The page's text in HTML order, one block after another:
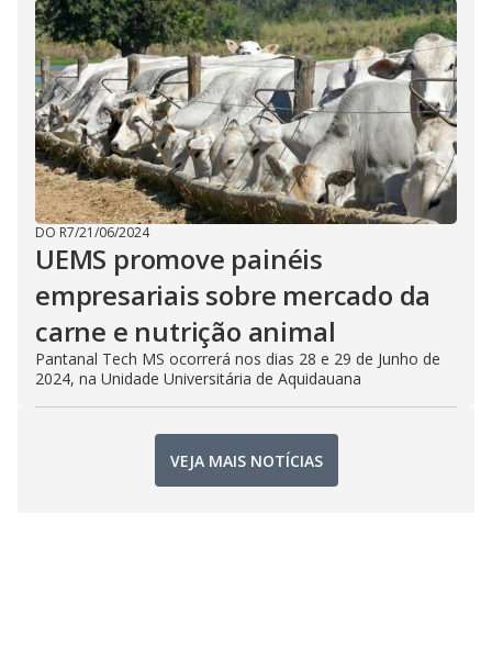
DO R7/21/06/2024
UEMS promove painéis
empresariais sobre mercado da
carne e nutrição animal
Pantanal Tech MS ocorrerá nos dias 28 e 29 de Junho de
2024, na Unidade Universitária de Aquidauana
VEJA MAIS NOTÍCIAS